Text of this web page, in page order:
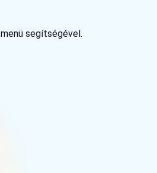
segítségével.